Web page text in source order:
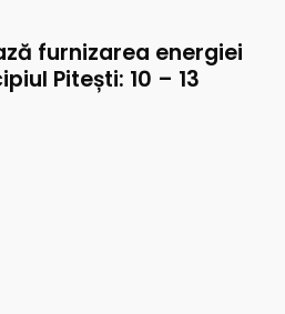
furnizarea energiei
Pitești: 10 – 13